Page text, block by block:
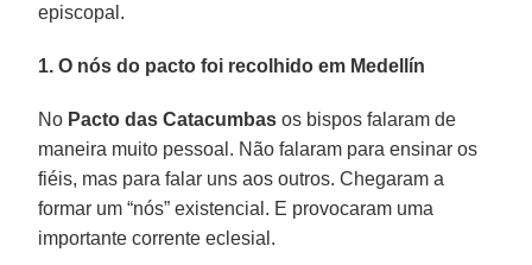
episcopal.
1. O nós do pacto foi recolhido em Medellín
No Pacto das Catacumbas os bispos falaram de
maneira muito pessoal. Não falaram para ensinar os
fiéis, mas para falar uns aos outros. Chegaram a
formar um “nós” existencial. E provocaram uma
importante corrente eclesial.